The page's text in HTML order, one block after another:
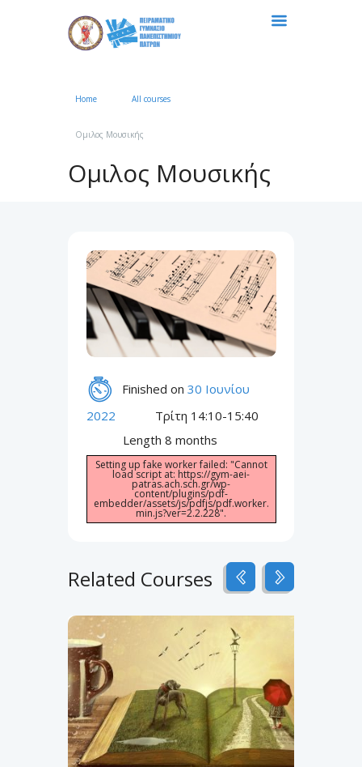
Home All courses
Ομιλος Μουσικής
Ομιλος Μουσικής
Finished on 30 Ιουνίου
2022
Τρίτη 14:10-15:40
Length 8 months
Setting up fake worker failed: "Cannot
load script at: https://gym-aei-
patras.ach.sch.gr/wp-
content/plugins/pdf-
embedder/assets/js/pdfjs/pdf.worker.
min.js?ver=2.2.228".
Related Courses